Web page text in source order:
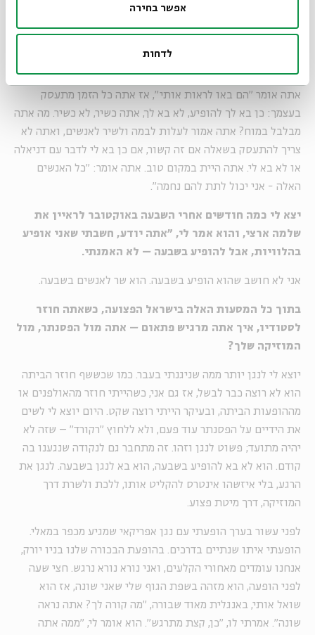
אפשר בחירה
לדחות
״וואו, ככה וככה אלפי אנשים באו לראות אותי״, או שאתה עולה
לבמה ואומר ״היום אני הולך לשיר לככה וככה אלפי אנשים״. אם
אתה אומר ״הם באו לראות אותי״, אז אתה כל הזמן מתעסק
בעצמך: כן בא לך להופיע, לא בא לך, אתה כשיר, לא כשיר. מה אתה
מבלבל במוח? אתה אמור לעלות לבמה ולשיר לאנשים, ואתה לא
צריך להתעסק בשאלה אם זה קשור, אם כן בא לי לדבר עם דניאלה
או לא בא לי. אתה היית במקום טוב. אתה אומר: ״כל האנשים
האלה - אני יכול לתת להם נחמה״.
יצא לי כמה חודשים אחרי השבעה באוקטובר לראיין את
שלמה ארצי, והוא אמר לי, ״אתה יודע, חשבתי שאני אופיע
בהלוויות, אבל להופיע בשבעה – לא האמנתי.
אני לא חושב שהוא הופיע בשבעה. הוא שר לאנשים בשבעה.
בתוך כל המסעות האלה בישראל הפצועה, כשאתה חוזר
לסטודיו, איך אתה מרגיש פתאום – אתה מול הפסנתר, מול
המוזיקה שלך?
יוצא לי לנגן יותר ממה שניגנתי בעבר. כמו שכששף חוזר הביתה
הוא לא רוצה כבר לבשל, אז גם אני, כשהייתי חוזר מהאולפנים או
מההופעות הביתה, ובעיקר הייתי רוצה שקט. היום יוצא לי לשים
את הידיים על הפסנתר עוד פעם, ולא ללחוץ ״רקורד״ – שזה לא
יהיה מתועד; פשוט לנגן וזהו. זה מתחבר גם לנקודה שנגענו בה
קודם. הוא לא בא להופיע בשבעה, הוא בא לנגן בשבעה. לנגן את
הרגע, בלי איזשהו אינטרס להקליט אותו, ללכת ולשרת דרך
המוזיקה, דרך מיטת פצוע.
לפני עשור בערך הופעתי עם נגן אפריקאי שמגיע מכפר במאלי.
הופעתי איתו שנתיים בדרכים. בהופעת הבכורה שלנו בניו יורק,
אנחנו עומדים מאחורי הקלעים, ואני נורא נורא נרגש. חצי שעה
לפני הופעה, הוא מזהה בשפת הגוף שלי שאני שונה, אז הוא
שואל אותי, באנגלית מאוד שבורה, ״מה קורה לך? אתה נראה
שונה״. אמרתי לו, ״כן, קצת מתרגש״. הוא אומר לי, ״ממה אתה